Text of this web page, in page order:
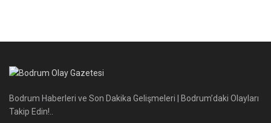
Bodrum Haberleri ve Son Dakika Gelişmeleri | Bodrum’daki Olayları
Takip Edin!..